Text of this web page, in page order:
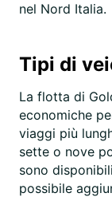
nel Nord Italia.
Tipi di
La flotta di
economiche
viaggi più
sette o nove
sono
possibile